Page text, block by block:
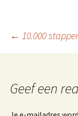
o
o
k
dI
n
← 10.000
Geef een